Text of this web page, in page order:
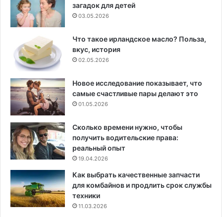
загадок для детей
03.05.2026
Что такое ирландское масло? Польза,
вкус, история
02.05.2026
Новое исследование показывает, что
самые счастливые пары делают это
01.05.2026
Сколько времени нужно, чтобы
получить водительские права:
реальный опыт
19.04.2026
Как выбрать качественные запчасти
для комбайнов и продлить срок службы
техники
11.03.2026